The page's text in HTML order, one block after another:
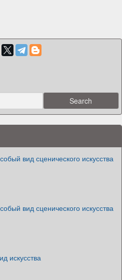
вид сценического искусства
вид сценического искусства
искусства